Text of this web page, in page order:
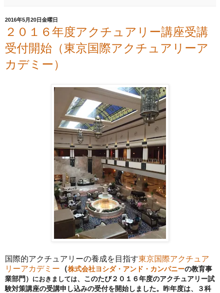
2016年5月20日金曜日
２０１６年度アクチュアリー講座受講
受付開始（東京国際アクチュアリーア
カデミー）
国際的アクチュアリーの養成を目指す東京国際アクチュア
リーアカデミー （株式会社ヨシダ・アンド・カンパニーの教育事
業部門） におきましては、このたび２０１６年度のアクチュアリー試
験対策講座の受講申し込みの受付を開始しました。昨年度は、３科